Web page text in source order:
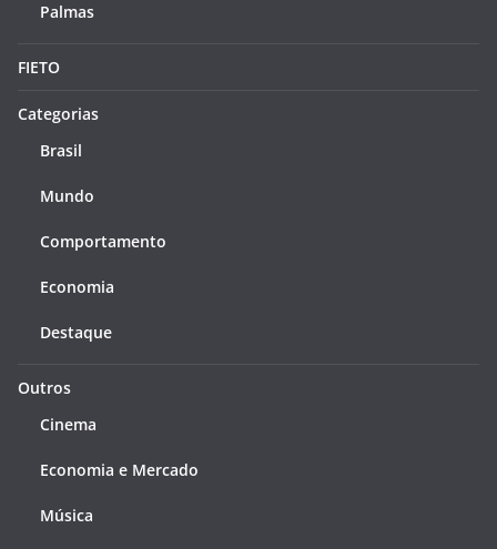
Palmas
FIETO
Categorias
Brasil
Mundo
Comportamento
Economia
Destaque
Outros
Cinema
Economia e Mercado
Música